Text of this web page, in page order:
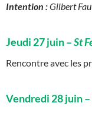
Intention :Gilbert Fau
Jeudi 27 juin –St
Rencontre avec les
Vendredi 28 juin –